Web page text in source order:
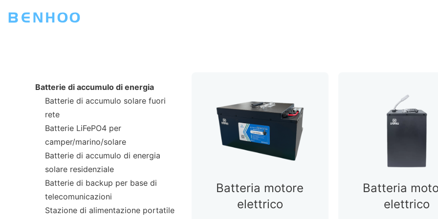
Batterie di accumulo di energia
Batterie di accumulo solare fuori
rete
Batterie LiFePO4 per
camper/marino/solare
Batterie di accumulo di energia
solare residenziale
Batterie di backup per base di
telecomunicazioni
Stazione di alimentazione portatile
Batteria motore
elettrico
Batteria
elettrico